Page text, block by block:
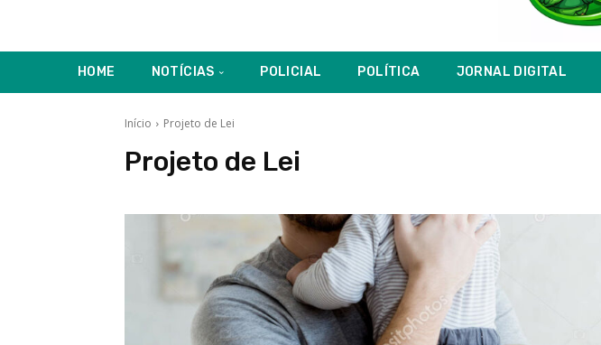
HOME NOTÍCIAS POLICIAL POLÍTICA JORNAL DIGITAL
Início Projeto de Lei
Projeto de Lei